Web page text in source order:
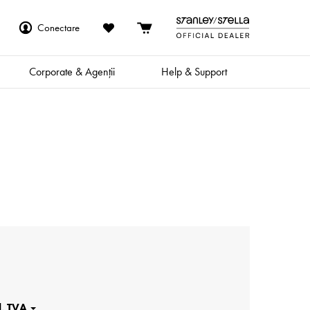
Conectare
Corporate & Agenții Help & Support